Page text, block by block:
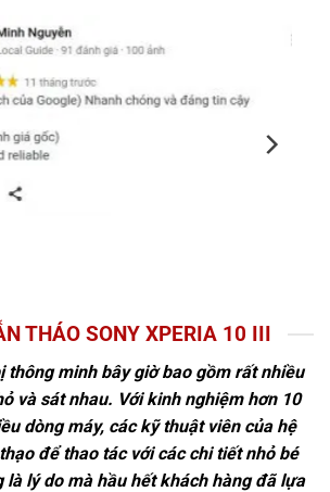
THÁO SONY XPERIA 10 III
thông minh bây giờ bao gồm rất nhiều
và sát nhau. Với kinh nghiệm hơn 10
dòng máy, các kỹ thuật viên của hệ
để thao tác với các chi tiết nhỏ bé
là lý do mà hầu hết khách hàng đã lựa